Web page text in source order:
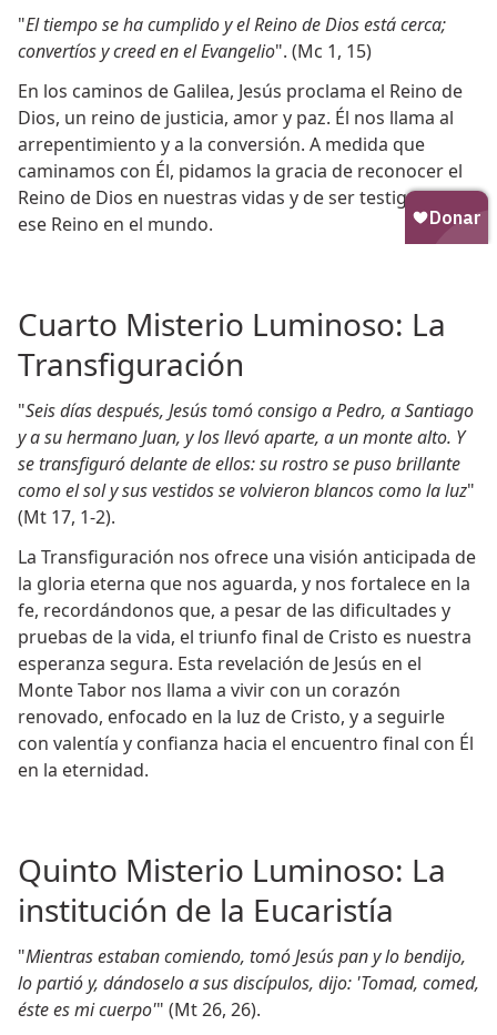
"El tiempo se ha cumplido y el Reino de Dios está cerca;
convertíos y creed en el Evangelio". (Mc 1, 15)
En los caminos de Galilea, Jesús proclama el Reino de
Dios, un reino de justicia, amor y paz. Él nos llama al
arrepentimiento y a la conversión. A medida que
caminamos con Él, pidamos la gracia de reconocer el
Reino de Dios en nuestras vidas y de ser testigos de
ese Reino en el mundo.
Cuarto Misterio Luminoso: La
Transfiguración
"Seis días después, Jesús tomó consigo a Pedro, a Santiago
y a su hermano Juan, y los llevó aparte, a un monte alto. Y
se transfiguró delante de ellos: su rostro se puso brillante
como el sol y sus vestidos se volvieron blancos como la luz"
(Mt 17, 1-2).
La Transfiguración nos ofrece una visión anticipada de
la gloria eterna que nos aguarda, y nos fortalece en la
fe, recordándonos que, a pesar de las dificultades y
pruebas de la vida, el triunfo final de Cristo es nuestra
esperanza segura. Esta revelación de Jesús en el
Monte Tabor nos llama a vivir con un corazón
renovado, enfocado en la luz de Cristo, y a seguirle
con valentía y confianza hacia el encuentro final con Él
en la eternidad.
Quinto Misterio Luminoso: La
institución de la Eucaristía
"Mientras estaban comiendo, tomó Jesús pan y lo bendijo,
lo partió y, dándoselo a sus discípulos, dijo: 'Tomad, comed,
éste es mi cuerpo'" (Mt 26, 26).